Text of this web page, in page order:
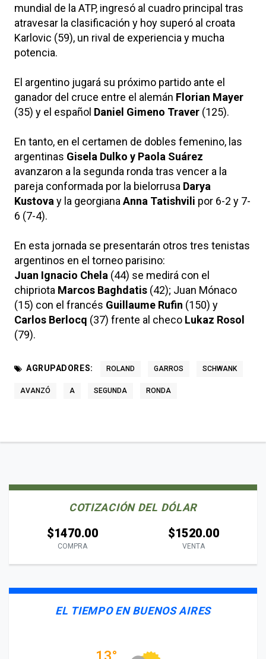
mundial de la ATP, ingresó al cuadro principal tras
atravesar la clasificación y hoy superó al croata
Karlovic (59), un rival de experiencia y mucha
potencia.
El argentino jugará su próximo partido ante el
ganador del cruce entre el alemán Florian Mayer
(35) y el español Daniel Gimeno Traver (125).
En tanto, en el certamen de dobles femenino, las
argentinas Gisela Dulko y Paola Suárez
avanzaron a la segunda ronda tras vencer a la
pareja conformada por la bielorrusa Darya
Kustova y la georgiana Anna Tatishvili por 6-2 y 7-
6 (7-4).
En esta jornada se presentarán otros tres tenistas
argentinos en el torneo parisino:
Juan Ignacio Chela (44) se medirá con el
chipriota Marcos Baghdatis (42); Juan Mónaco
(15) con el francés Guillaume Rufin (150) y
Carlos Berlocq (37) frente al checo Lukaz Rosol
(79).
AGRUPADORES: ROLAND GARROS SCHWANK
AVANZÓ A SEGUNDA RONDA
COTIZACIÓN DEL DÓLAR
$1470.00
COMPRA
$1520.00
VENTA
EL TIEMPO EN BUENOS AIRES